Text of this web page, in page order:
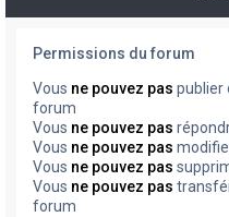
Permissions du forum
Vous ne pouvez pas publier
forum
Vous ne pouvez pas
Vous ne pouvez pas
Vous ne pouvez pas
Vous ne pouvez pas
forum